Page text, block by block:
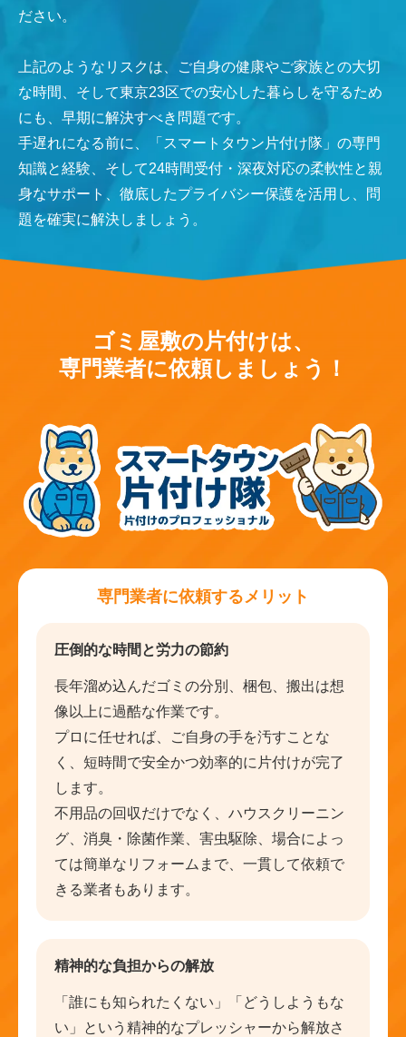
ださい。
上記のようなリスクは、ご自身の健康やご家族との大切
な時間、そして東京23区での安心した暮らしを守るため
にも、早期に解決すべき問題です。
手遅れになる前に、「スマートタウン片付け隊」の専門
知識と経験、そして24時間受付・深夜対応の柔軟性と親
身なサポート、徹底したプライバシー保護を活用し、問
題を確実に解決しましょう。
ゴミ屋敷の片付けは、
専門業者に依頼しましょう！
専門業者に依頼するメリット
圧倒的な時間と労力の節約
長年溜め込んだゴミの分別、梱包、搬出は想
像以上に過酷な作業です。
プロに任せれば、ご自身の手を汚すことな
く、短時間で安全かつ効率的に片付けが完了
します。
不用品の回収だけでなく、ハウスクリーニン
グ、消臭・除菌作業、害虫駆除、場合によっ
ては簡単なリフォームまで、一貫して依頼で
きる業者もあります。
精神的な負担からの解放
「誰にも知られたくない」「どうしようもな
い」という精神的なプレッシャーから解放さ